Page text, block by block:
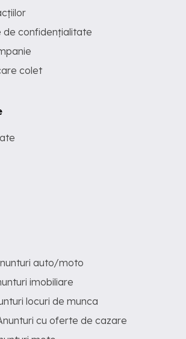
de confidențialitate
colet
auto/moto
imobiliare
locuri de munca
cu oferte de cazare